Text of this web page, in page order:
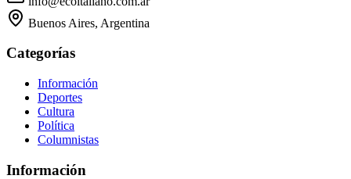
Buenos Aires, Argentina
Categorías
Información
Deportes
Cultura
Política
Columnistas
Información